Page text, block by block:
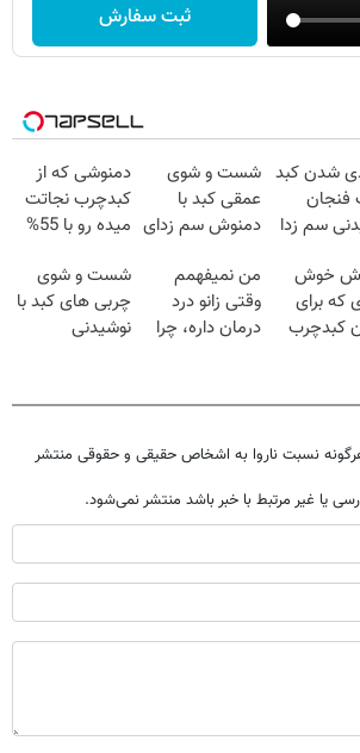
ثبت سفارش
شدن کبد
فنجان
سم زدا
شست و شوی
عمقی کبد با
دمنوش سم زدای
دمنوشی که از
کبدچرب نجاتت
میده رو با 55%
خوش
که برای
کبدچرب
من نمیفهمم
وقتی زانو درد
درمان داره، چرا
شست و شوی
چربی های کبد با
نوشیدنی
نسبت ناروا به اشخاص حقیقی و حقوقی منتشر
یا غیر مرتبط با خبر باشد منتشر نمی‌شود.